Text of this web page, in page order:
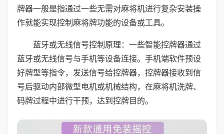
牌器一般是指通过一些无需对麻将机进行复杂安装操
作就能实现控制麻将牌功能的设备或工具。
蓝牙或无线信号控制原理：一些智能控牌器通过
蓝牙或无线信号与手机等设备连接。手机端软件预设
好牌型等指令，发送信号给控牌器，控牌器接收到信
号后驱动内部微型电机或机械结构，在麻将机洗牌、
码牌过程中进行干预，达到控牌目的。